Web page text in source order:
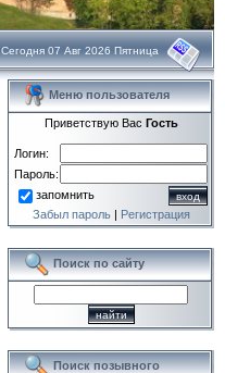
Сегодня 07 Авг 2026 Пятница
Меню пользователя
Приветствую Вас Гость
Логин:
Пароль:
запомнить
Забыл пароль| Регистрация
Поиск по сайту
Поиск позывного